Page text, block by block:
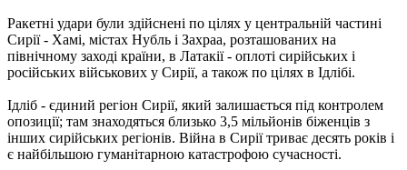
Ракетні удари були здійснені по цілях у центральній частині
Сирії - Хамі, містах Нубль і Захраа, розташованих на
північному заході країни, в Латакії - оплоті сирійських і
російських військових у Сирії, а також по цілях в Ідлібі.
Ідліб - єдиний регіон Сирії, який залишається під контролем
опозиції; там знаходяться близько 3,5 мільйонів біженців з
інших сирійських регіонів. Війна в Сирії триває десять років і
є найбільшою гуманітарною катастрофою сучасності.